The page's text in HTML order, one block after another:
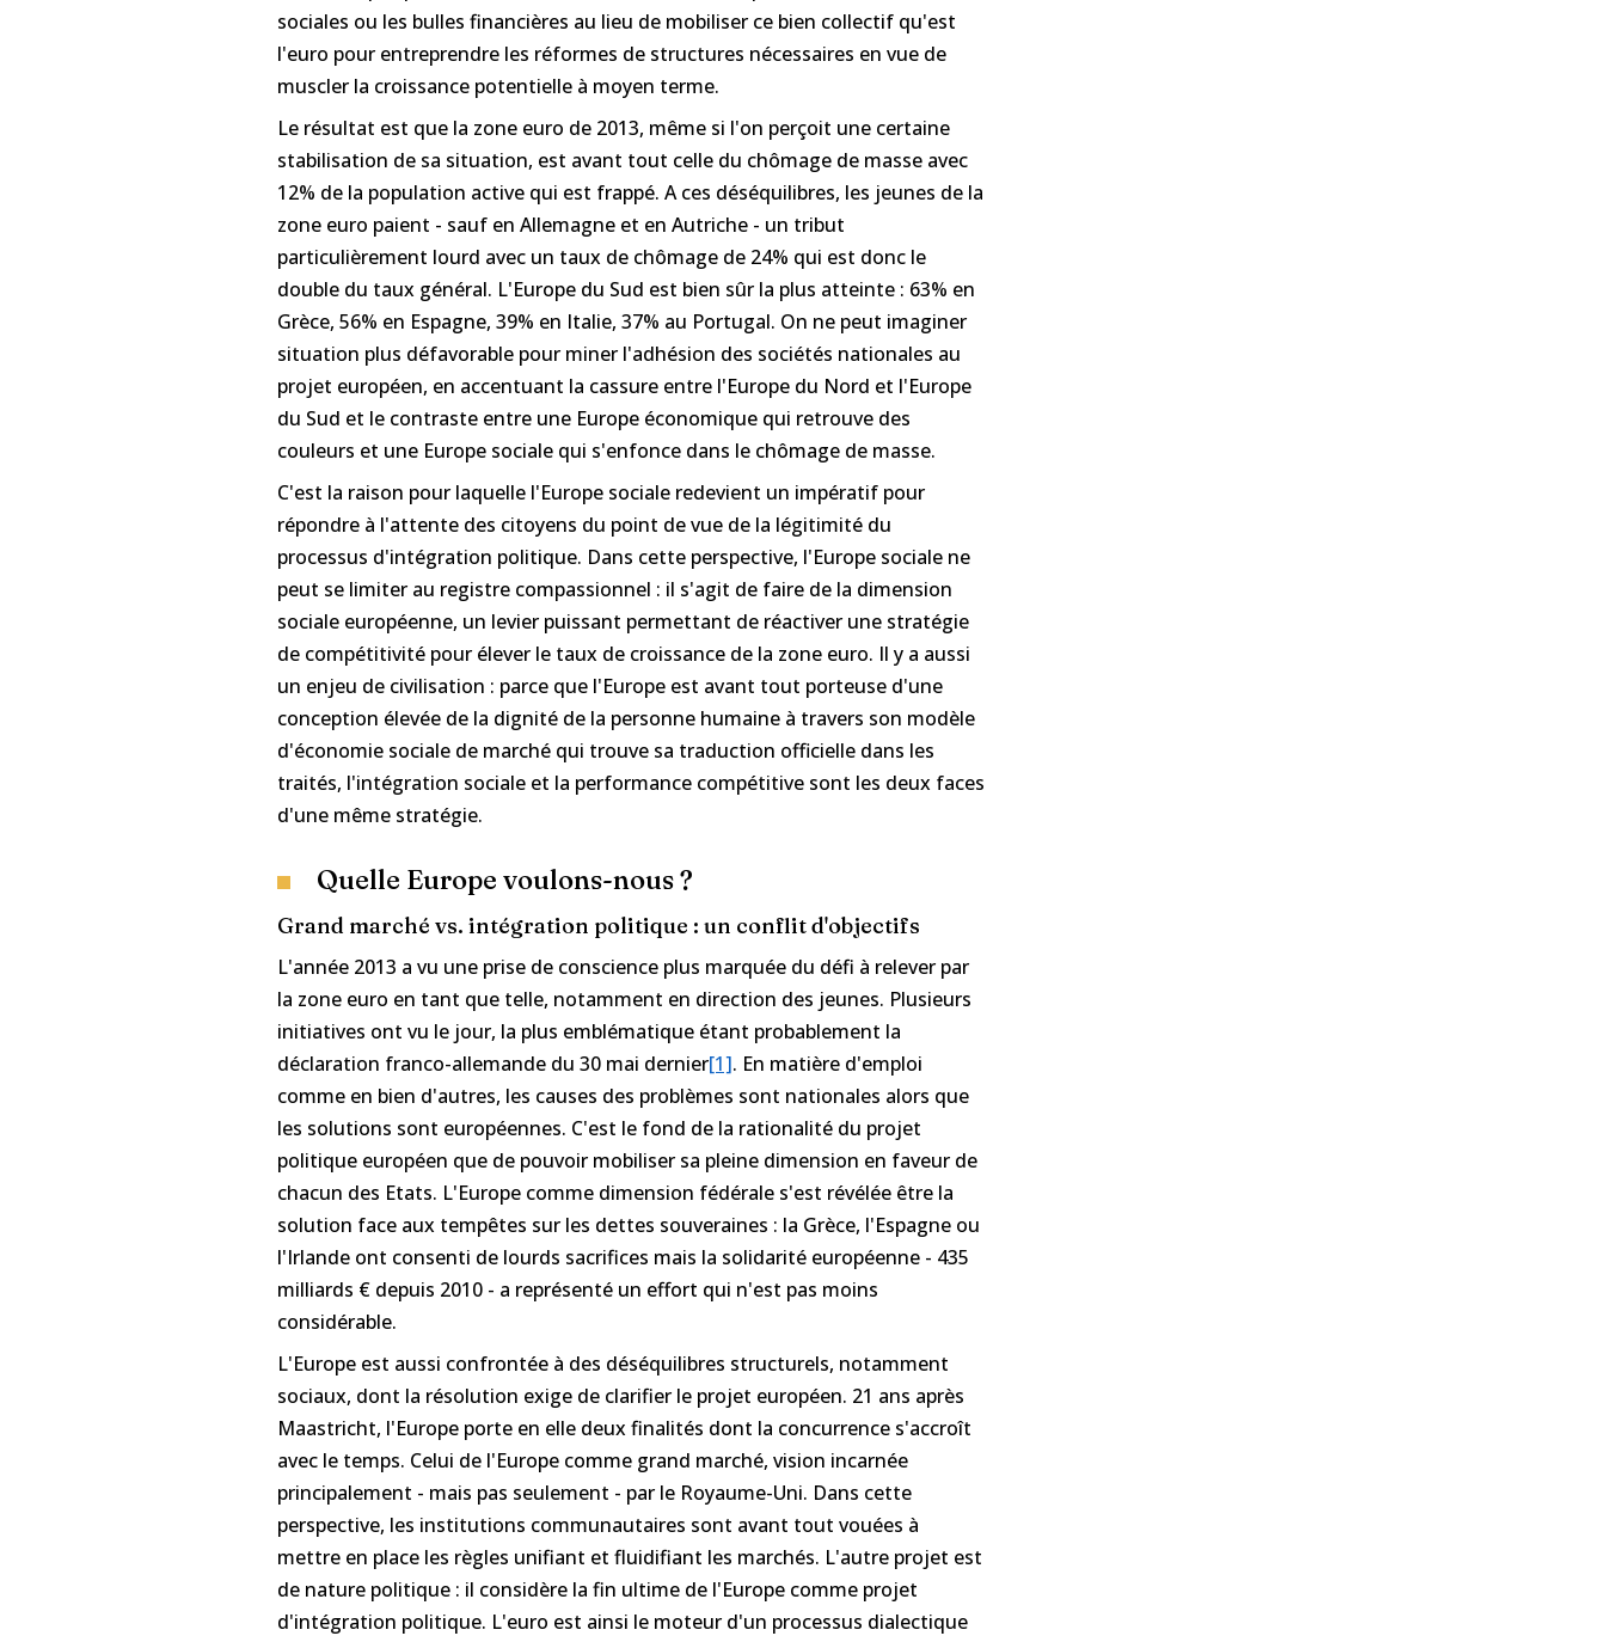
sociales ou les bulles financières au lieu de mobiliser ce bien collectif qu'est
l'euro pour entreprendre les réformes de structures nécessaires en vue de
muscler la croissance potentielle à moyen terme.
Le résultat est que la zone euro de 2013, même si l'on perçoit une certaine
stabilisation de sa situation, est avant tout celle du chômage de masse avec
12% de la population active qui est frappé. A ces déséquilibres, les jeunes de la
zone euro paient - sauf en Allemagne et en Autriche - un tribut
particulièrement lourd avec un taux de chômage de 24% qui est donc le
double du taux général. L'Europe du Sud est bien sûr la plus atteinte : 63% en
Grèce, 56% en Espagne, 39% en Italie, 37% au Portugal. On ne peut imaginer
situation plus défavorable pour miner l'adhésion des sociétés nationales au
projet européen, en accentuant la cassure entre l'Europe du Nord et l'Europe
du Sud et le contraste entre une Europe économique qui retrouve des
couleurs et une Europe sociale qui s'enfonce dans le chômage de masse.
C'est la raison pour laquelle l'Europe sociale redevient un impératif pour
répondre à l'attente des citoyens du point de vue de la légitimité du
processus d'intégration politique. Dans cette perspective, l'Europe sociale ne
peut se limiter au registre compassionnel : il s'agit de faire de la dimension
sociale européenne, un levier puissant permettant de réactiver une stratégie
de compétitivité pour élever le taux de croissance de la zone euro. Il y a aussi
un enjeu de civilisation : parce que l'Europe est avant tout porteuse d'une
conception élevée de la dignité de la personne humaine à travers son modèle
d'économie sociale de marché qui trouve sa traduction officielle dans les
traités, l'intégration sociale et la performance compétitive sont les deux faces
d'une même stratégie.
Quelle Europe voulons-nous ?
Grand marché vs. intégration politique : un conflit d'objectifs
L'année 2013 a vu une prise de conscience plus marquée du défi à relever par
la zone euro en tant que telle, notamment en direction des jeunes. Plusieurs
initiatives ont vu le jour, la plus emblématique étant probablement la
déclaration franco-allemande du 30 mai dernier[1]. En matière d'emploi
comme en bien d'autres, les causes des problèmes sont nationales alors que
les solutions sont européennes. C'est le fond de la rationalité du projet
politique européen que de pouvoir mobiliser sa pleine dimension en faveur de
chacun des Etats. L'Europe comme dimension fédérale s'est révélée être la
solution face aux tempêtes sur les dettes souveraines : la Grèce, l'Espagne ou
l'Irlande ont consenti de lourds sacrifices mais la solidarité européenne - 435
milliards € depuis 2010 - a représenté un effort qui n'est pas moins
considérable.
L'Europe est aussi confrontée à des déséquilibres structurels, notamment
sociaux, dont la résolution exige de clarifier le projet européen. 21 ans après
Maastricht, l'Europe porte en elle deux finalités dont la concurrence s'accroît
avec le temps. Celui de l'Europe comme grand marché, vision incarnée
principalement - mais pas seulement - par le Royaume-Uni. Dans cette
perspective, les institutions communautaires sont avant tout vouées à
mettre en place les règles unifiant et fluidifiant les marchés. L'autre projet est
de nature politique : il considère la fin ultime de l'Europe comme projet
d'intégration politique. L'euro est ainsi le moteur d'un processus dialectique